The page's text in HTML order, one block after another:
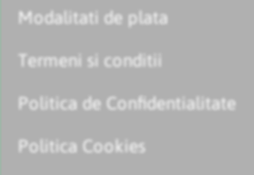
Modalitati de plata
Termeni si conditii
Politica de Confidentialitate
Politica Cookies